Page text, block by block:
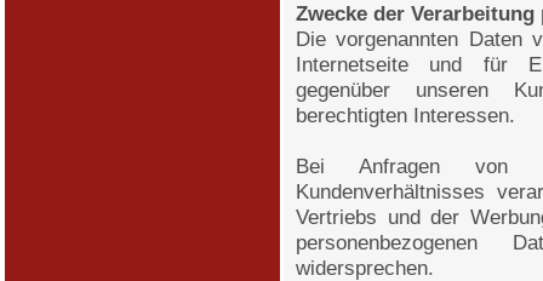
Zwecke der
Die vorgenannten Daten
Internetseite und für
gegenüber unseren
berechtigten Interessen.
Bei Anfragen von
Kundenverhältnisses
Vertriebs und der
personenbezogenen
widersprechen.